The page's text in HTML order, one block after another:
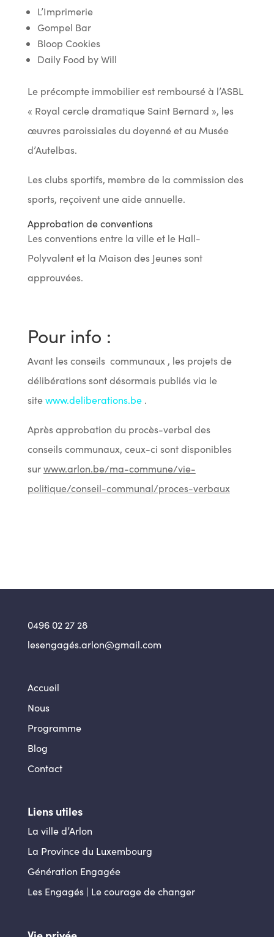
L’Imprimerie
Gompel Bar
Bloop Cookies
Daily Food by Will
Le précompte immobilier est remboursé à l’ASBL
« Royal cercle dramatique Saint Bernard », les
œuvres paroissiales du doyenné et au Musée
d’Autelbas.
Les clubs sportifs, membre de la commission des
sports, reçoivent une aide annuelle.
Approbation de conventions
Les conventions entre la ville et le Hall-
Polyvalent et la Maison des Jeunes sont
approuvées.
Pour info :
Avant les conseils communaux , les projets de
délibérations sont désormais publiés via le
sitewww.deliberations.be.
Après approbation du procès-verbal des
conseils communaux, ceux-ci sont disponibles
surwww.arlon.be/ma-commune/vie-
politique/conseil-communal/proces-verbaux
0496 02 27 28
lesengagés.arlon@gmail.com
Accueil
Nous
Programme
Blog
Contact
Liens utiles
La ville d’Arlon
La Province du Luxembourg
Génération Engagée
Les Engagés | Le courage de changer